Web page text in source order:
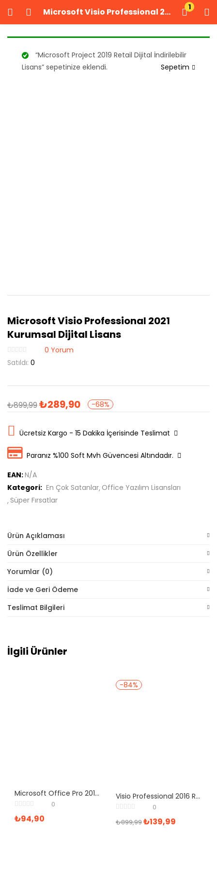
Microsoft Visio Professional 2021 Kurumsal Dijital Lisans 1
GIRIŞ YAP KAYIT OL
Kullanıcı adınızı ve şifrenizi girin.
“Microsoft Project 2019 Retail Dijital İndirilebilir
Lisans” sepetinize eklendi.
Sepetim
Microsoft Visio Professional 2021
Kurumsal Dijital Lisans
0 Yorum
Satıldı: 0
₺899,99₺289,90 -68%
Ücretsiz Kargo - 15 Dakika İçerisinde Teslimat
Paranız %100 Soft Mvh Güvencesi Altındadır.
EAN:N/A
Kategori: En Çok Satanlar Office Yazılım Lisansları
Süper Fırsatlar
Ürün Açıklaması
Ürün Özellikler
Yorumlar (0)
İade ve Geri Ödeme
Teslimat Bilgileri
İlgili Ürünler
Microsoft Office Pro 2019 Professional Lisans Anahtarı
0
₺94,90
-84%
Visio Professional 2016 Retail Dijital Lisans Anahtarı
0
₺899,99₺139,99